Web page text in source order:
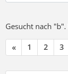
Gesucht nach "b".
« 1 2 3